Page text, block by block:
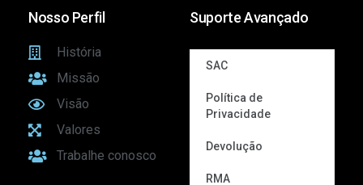
Nosso Perfil
História
Missão
Visão
Valores
Trabalhe conosco
Suporte Avançado
SAC
Política de
Privacidade
Devolução
RMA